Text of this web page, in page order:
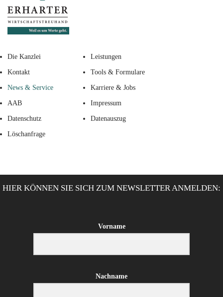
Die Kanzlei Leistungen
Kontakt Tools & Formulare
News & Service Karriere & Jobs
AAB Impressum
Datenschutz Datenauszug
Löschanfrage
HIER KÖNNEN SIE SICH ZUM NEWSLETTER ANMELDEN:
Vorname
Nachname